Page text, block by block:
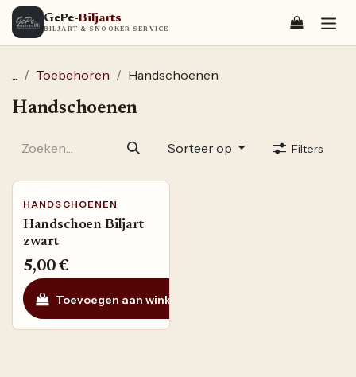
Overslaan naar inhoud
GePe-Biljarts
BILJART & SNOOKER SERVICE
Toebehoren Handschoenen
Handschoenen
Sorteer op Filters
HANDSCHOENEN
Handschoen Biljart
zwart
5,00€
Toevoegen aan winkelmandje